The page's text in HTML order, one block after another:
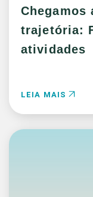
Chegamos
trajetória:
atividades
LEIA MAIS